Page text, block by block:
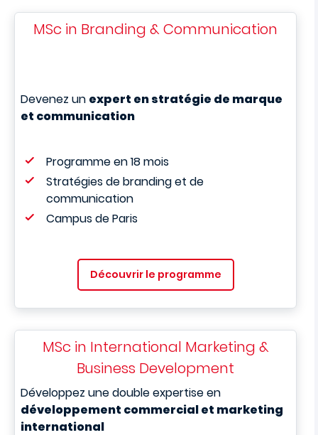
MSc in Branding & Communication
Devenez un expert en stratégie de marque
et communication
Programme en 18 mois
Stratégies de brandinget de
communication
Campus de Paris
Découvrir le programme
MSc in International Marketing &
Business Development
Développez une double expertise en
développement commercial et marketing
international